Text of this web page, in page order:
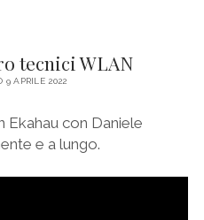
tecnici WLAN
9 APRILE 2022
Ekahau con Daniele
e a lungo.